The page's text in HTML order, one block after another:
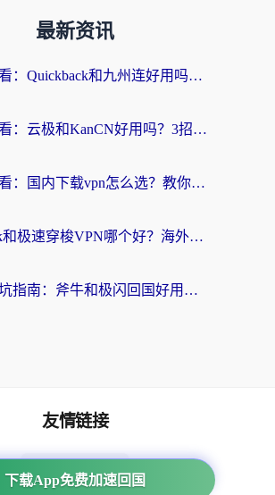
最新资讯
海外党必看：Quickback和九州连好用吗？3步选对回国加速器实现无缝刷国内资源
海外党必看：云极和KanCN好用吗？3招教你选对回国加速器（附免费VPN避坑指南）
海外党必看：国内下载vpn怎么选？教你无缝访问国内资源的实用指南
Quickback和极速穿梭VPN哪个好？海外党亲测3招选对回国加速器，看这篇就够了
海外党避坑指南：斧牛和极闪回国好用吗？选对加速器才能无缝刷剧玩游戏
下载App免费加速回国
友情链接
海外回国加速器